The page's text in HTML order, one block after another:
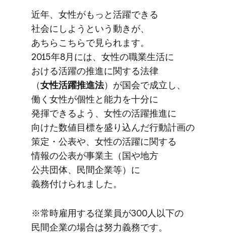
近年、​女性が​もっと​活躍できる​
社会にしようと​いう​動きが、​
あちらこちらで​見られます。​
2015年8月には、​女性の​職業生活に​
おける​活躍の​推進に​関する​法律​
（女性活躍推進法）が​国会で​成立し、​
働く​女性が​個性と​能力を​十分に​
発揮できるよう、​女性の​活躍推進に​
向けた​数値目標を​盛り込んだ​行動計画の​
策定・​公表や、​女性の​活躍に​関する​
情報の​公表が​事業主​（国や​地方​
公共団体、​民間企業等）に​
義務付けられました。
※常時雇用する​従業員が​300人以下の​
民間企業の​場合は​努力義務です。